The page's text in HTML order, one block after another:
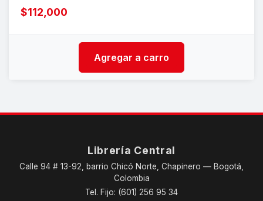
$112,000
Agregar a carro
Librería Central
Calle 94 # 13-92, barrio Chicó Norte, Chapinero — Bogotá,
Colombia
Tel. Fijo: (601) 256 95 34